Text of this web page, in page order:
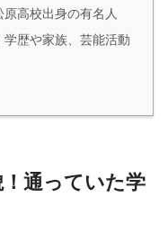
高校出身の有名人
歴や家族、芸能活動
通っていた学